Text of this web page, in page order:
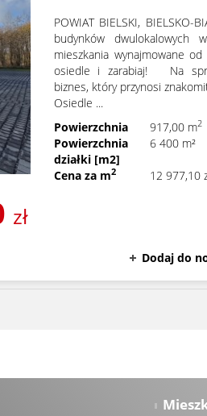
POWIAT BIELSKI,
budynków dwulokalowych
mieszkania wynajmowane
osiedle i zarabiaj! Na
biznes, który przynosi
Osiedle ...
Powierzchnia
917,00 m2
Powierzchnia
działki [m2]
6 400 m²
Cena za m2 12 977,10
zł
Dodaj do